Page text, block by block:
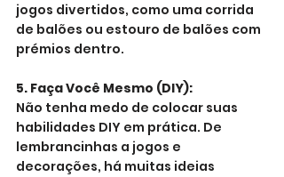
jogos divertidos, como uma corrida
de balões ou estouro de balões com
prémios dentro.
5. Faça Você Mesmo (DIY):
Não tenha medo de colocar suas
habilidades DIY em prática. De
lembrancinhas a jogos e
decorações, há muitas ideias